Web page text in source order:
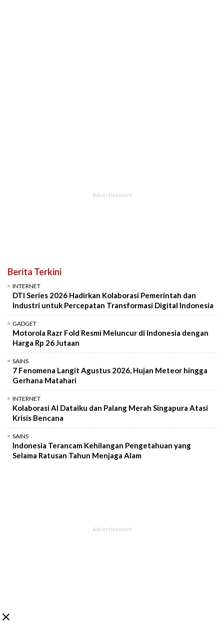
Berita Terkini
INTERNET
DTI Series 2026 Hadirkan Kolaborasi Pemerintah dan
Industri untuk Percepatan Transformasi Digital Indonesia
GADGET
Motorola Razr Fold Resmi Meluncur di Indonesia dengan
Harga Rp 26 Jutaan
SAINS
7 Fenomena Langit Agustus 2026, Hujan Meteor hingga
Gerhana Matahari
INTERNET
Kolaborasi AI Dataiku dan Palang Merah Singapura Atasi
Krisis Bencana
SAINS
Indonesia Terancam Kehilangan Pengetahuan yang
Selama Ratusan Tahun Menjaga Alam
